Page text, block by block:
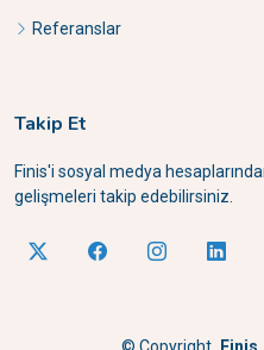
Referanslar
Takip Et
Finis'i sosyal medya
gelişmeleri takip edebilirsiniz.